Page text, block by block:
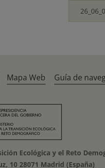
Mapa Web Guía de
Ecológica y el Reto
10 28071 Madrid (España)